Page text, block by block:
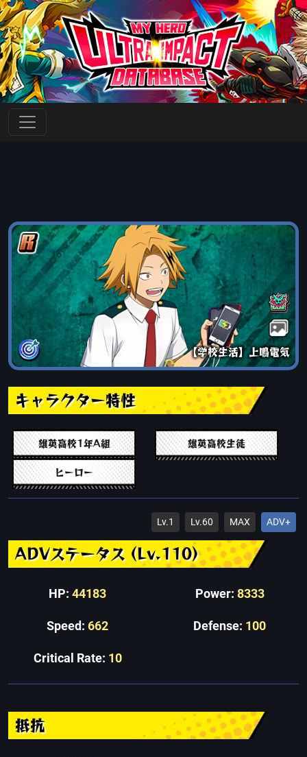
【学校生活】上鳴電気
キャラクター特性
雄英高校1年A組 雄英高校生徒
ヒーロー
Lv.1 Lv.60 MAX ADV+
ADVステータス (Lv.110)
HP: 44183 Power: 8333
Speed: 662 Defense: 100
Critical Rate: 10
抵抗